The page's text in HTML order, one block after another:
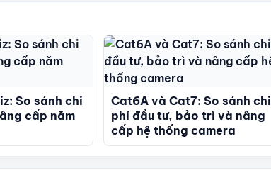
So sánh chi
cấp năm
Cat6A và Cat7: So sánh chi
phí đầu tư, bảo trì và nâng
cấp hệ thống camera